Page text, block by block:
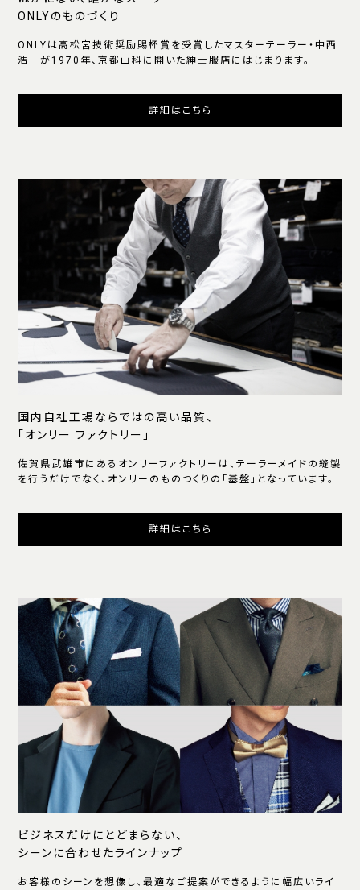
ONLYのものづくり
ONLYは高松宮技術奨励賜杯賞を受賞したマスターテーラー・中西
浩一が1970年、京都山科に開いた紳士服店にはじまります。
詳細はこちら
国内自社工場ならではの高い品質、
「オンリー ファクトリー」
佐賀県武雄市にあるオンリーファクトリーは、テーラーメイドの縫製
を行うだけでなく、オンリーのものつくりの「基盤」となっています。
詳細はこちら
ビジネスだけにとどまらない、
シーンに合わせたラインナップ
お客様のシーンを想像し、最適なご提案ができるように幅広いライ